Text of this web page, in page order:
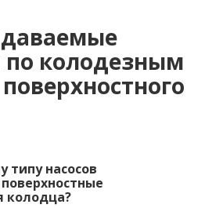
по колодезным
типу насосов
колодца?